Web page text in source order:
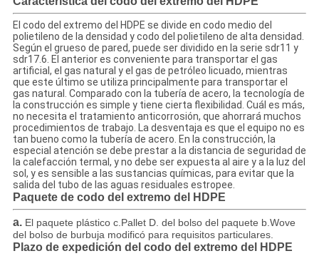
El codo del extremo del HDPE se divide en codo medio del
polietileno de la densidad y codo del polietileno de alta densidad.
Según el grueso de pared, puede ser dividido en la serie sdr11 y
sdr17.6. El anterior es conveniente para transportar el gas
artificial, el gas natural y el gas de petróleo licuado, mientras
que este último se utiliza principalmente para transportar el
gas natural. Comparado con la tubería de acero, la tecnología de
la construcción es simple y tiene cierta flexibilidad. Cuál es más,
no necesita el tratamiento anticorrosión, que ahorrará muchos
procedimientos de trabajo. La desventaja es que el equipo no es
tan bueno como la tubería de acero. En la construcción, la
especial atención se debe prestar a la distancia de seguridad de
la calefacción termal, y no debe ser expuesta al aire y a la luz del
sol, y es sensible a las sustancias químicas, para evitar que la
salida del tubo de las aguas residuales estropee.
Paquete de codo del extremo del HDPE
a. El paquete plástico c.Pallet D. del bolso del paquete b.Wove
del bolso de burbuja modificó para requisitos particulares.
Plazo de expedición del codo del extremo del HDPE